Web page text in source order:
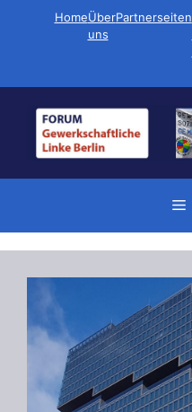
HomeÜber
uns
Partnerseiten